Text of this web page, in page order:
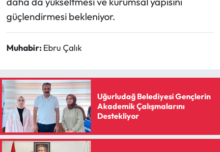
güçlendirmesi bekleniyor.
Muhabir: Ebru Çalık
Uğurludağ Belediyesi Gençlerin
Akademik Çalışmalarını
Destekliyor